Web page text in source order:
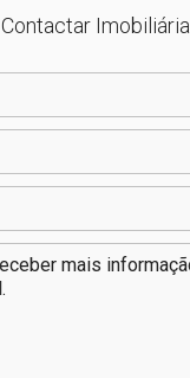
Contactar Imobiliária